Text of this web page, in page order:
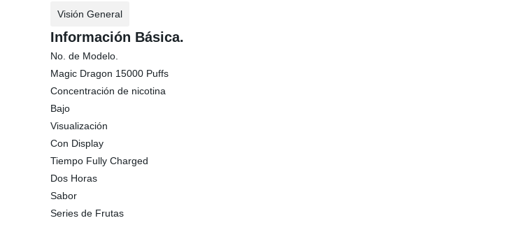
Visión General
Información Básica.
No. de Modelo.
Magic Dragon 15000 Puffs
Concentración de nicotina
Bajo
Visualización
Con Display
Tiempo Fully Charged
Dos Horas
Sabor
Series de Frutas